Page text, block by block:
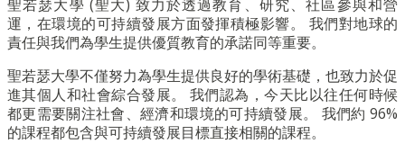
聖若瑟大學 (聖大) 致力於透過教育、研究、社區參與和營
運，在環境的可持續發展方面發揮積極影響。 我們對地球的
責任與我們為學生提供優質教育的承諾同等重要。
聖若瑟大學不僅努力為學生提供良好的學術基礎，也致力於促
進其個人和社會綜合發展。 我們認為，今天比以往任何時候
都更需要關注社會、經濟和環境的可持續發展。 我們約 96%
的課程都包含與可持續發展目標直接相關的課程。